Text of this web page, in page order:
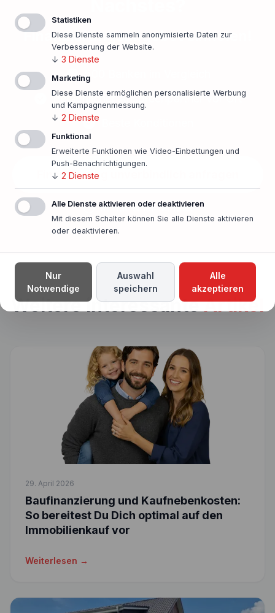
Finanzierungsangebot einholen!
500 Banken im Vergleich
Persönlicher Ansprechpartner vor Ort
Finanzierung unverbindlich anfragen
In nur einer Minute!
Weitere interessanteArtikel
29. April 2026
Baufinanzierung und Kaufnebenkosten:
So bereitest Du Dich optimal auf den
Immobilienkauf vor
Weiterlesen →
Statistiken
Diese Dienste sammeln anonymisierte Daten zur
Verbesserung der Website.
↓ 3 Dienste
Marketing
Diese Dienste ermöglichen personalisierte Werbung
und Kampagnenmessung.
↓ 2 Dienste
Funktional
Erweiterte Funktionen wie Video-Einbettungen und
Push-Benachrichtigungen.
↓ 2 Dienste
Alle Dienste aktivieren oder deaktivieren
Mit diesem Schalter können Sie alle Dienste aktivieren
oder deaktivieren.
Nur
Notwendige
Auswahl
speichern
Alle
akzeptieren